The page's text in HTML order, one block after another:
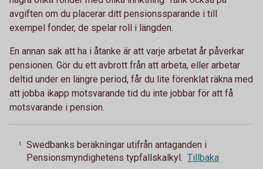
avgiften om du placerar ditt pensionssparande i till
exempel fonder, de spelar roll i längden.
En annan sak att ha i åtanke är att varje arbetat år påverkar
pensionen. Gör du ett avbrott från att arbeta, eller arbetar
deltid under en längre period, får du lite förenklat räkna med
att jobba ikapp motsvarande tid du inte jobbar för att få
motsvarande i pension.
1
Swedbanks beräkningar utifrån antaganden i
Pensionsmyndighetens typfallskalkyl. Tillbaka